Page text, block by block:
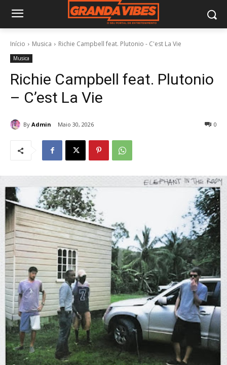
Início Musica Richie Campbell feat. Plutonio - C'est La Vie
Musica
Richie Campbell feat. Plutonio
– C’est La Vie
By Admin Maio 30, 2026 0